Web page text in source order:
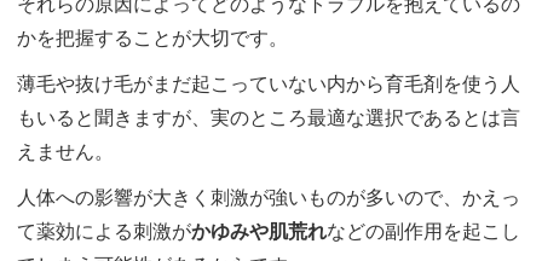
それらの原因によってどのようなトラブルを抱えているの
かを把握することが大切です。
薄毛や抜け毛がまだ起こっていない内から育毛剤を使う人
もいると聞きますが、実のところ最適な選択であるとは言
えません。
人体への影響が大きく刺激が強いものが多いので、かえっ
て薬効による刺激がかゆみや肌荒れなどの副作用を起こし